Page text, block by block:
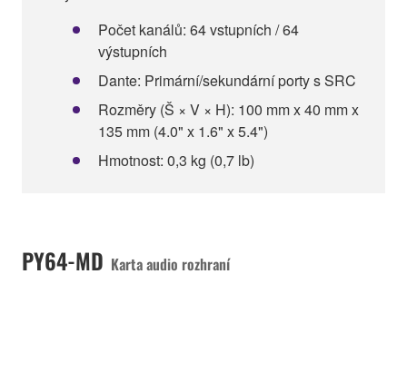
Počet kanálů: 64 vstupních / 64
výstupních
Dante: Primární/sekundární porty s SRC
Rozměry (Š × V × H): 100 mm x 40 mm x
135 mm (4.0" x 1.6" x 5.4")
Hmotnost: 0,3 kg (0,7 lb)
PY64-MD Karta audio rozhraní